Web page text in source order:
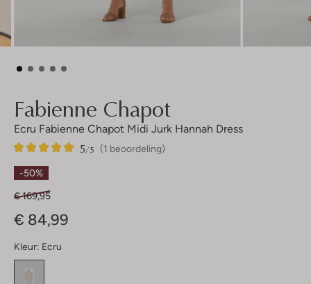
Fabienne Chapot
Ecru Fabienne Chapot Midi Jurk Hannah Dress
(1 beoordeling)
5/5
1
5
Sterren
-50%
€ 169,95
€ 84,99
Kleur: Ecru